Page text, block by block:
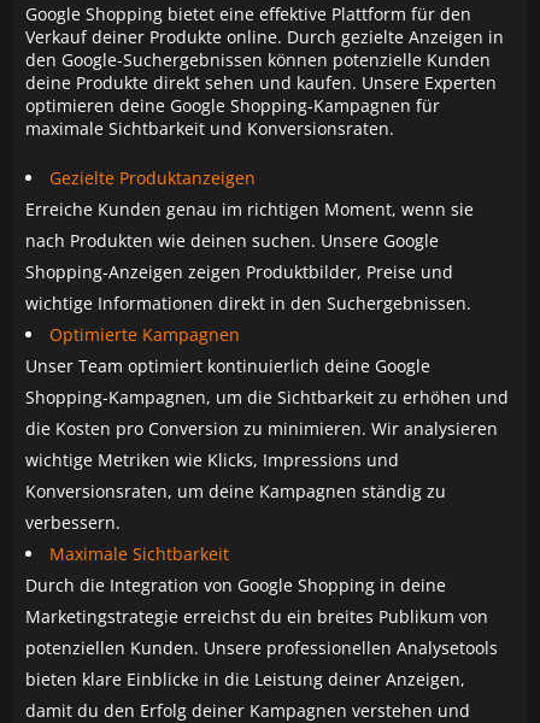
Google Shopping bietet eine effektive Plattform für den
Verkauf deiner Produkte online. Durch gezielte Anzeigen in
den Google-Suchergebnissen können potenzielle Kunden
deine Produkte direkt sehen und kaufen. Unsere Experten
optimieren deine Google Shopping-Kampagnen für
maximale Sichtbarkeit und Konversionsraten.
Gezielte Produktanzeigen
Erreiche Kunden genau im richtigen Moment, wenn sie
nach Produkten wie deinen suchen. Unsere Google
Shopping-Anzeigen zeigen Produktbilder, Preise und
wichtige Informationen direkt in den Suchergebnissen.
Optimierte Kampagnen
Unser Team optimiert kontinuierlich deine Google
Shopping-Kampagnen, um die Sichtbarkeit zu erhöhen und
die Kosten pro Conversion zu minimieren. Wir analysieren
wichtige Metriken wie Klicks, Impressions und
Konversionsraten, um deine Kampagnen ständig zu
verbessern.
Maximale Sichtbarkeit
Durch die Integration von Google Shopping in deine
Marketingstrategie erreichst du ein breites Publikum von
potenziellen Kunden. Unsere professionellen Analysetools
bieten klare Einblicke in die Leistung deiner Anzeigen,
damit du den Erfolg deiner Kampagnen verstehen und